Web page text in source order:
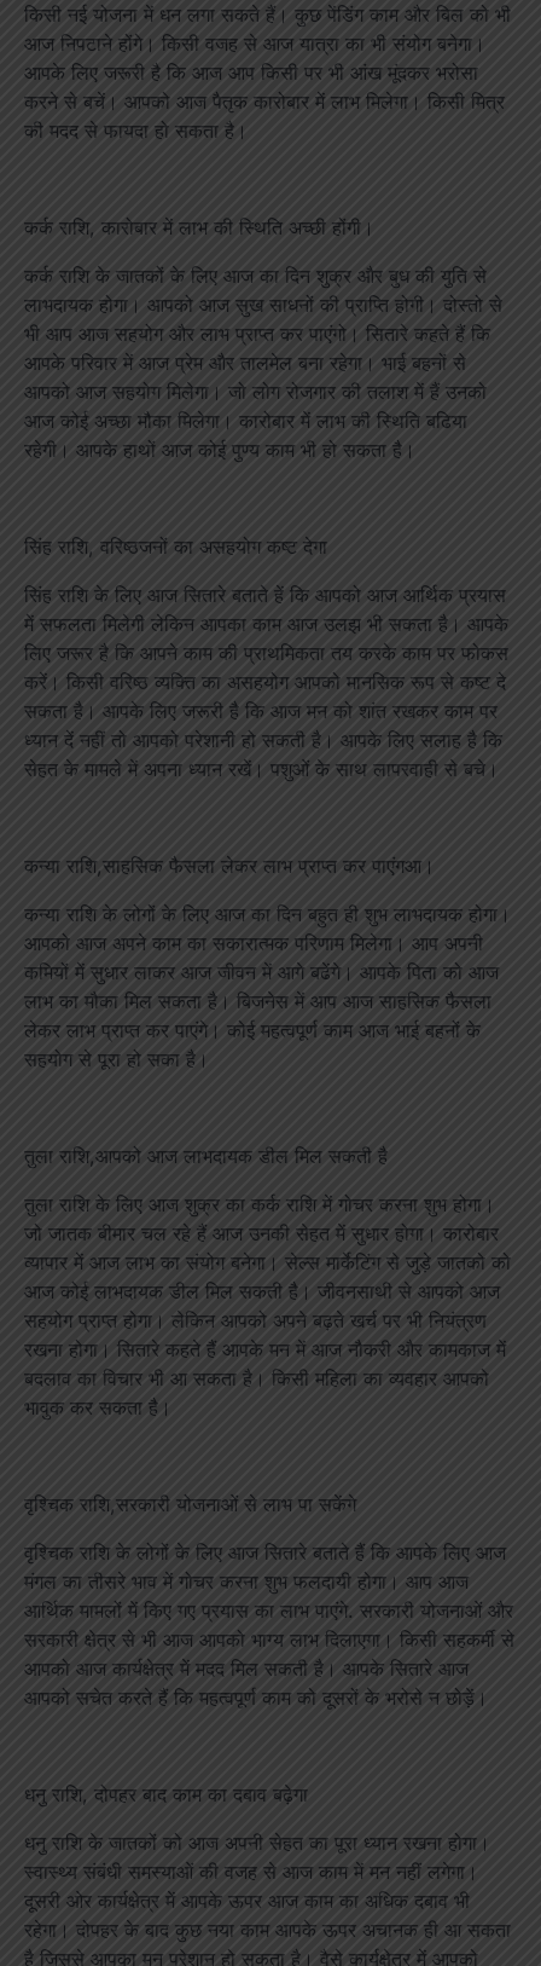
किसी नई योजना में धन लगा सकते हैं। कुछ पेंडिंग काम और बिल को भी
आज निपटाने होंगे। किसी वजह से आज यात्रा का भी संयोग बनेगा।
आपके लिए जरूरी है कि आज आप किसी पर भी आंख मूंदकर भरोसा
करने से बचें। आपको आज पैतृक कारोबार में लाभ मिलेगा। किसी मित्र
की मदद से फायदा हो सकता है।
कर्क राशि, कारोबार में लाभ की स्थिति अच्छी होंगी।
कर्क राशि के जातकों के लिए आज का दिन शुक्र और बुध की युति से
लाभदायक होगा। आपको आज सुख साधनों की प्राप्ति होगी। दोस्तो से
भी आप आज सहयोग और लाभ प्राप्त कर पाएंगो। सितारे कहते हैं कि
आपके परिवार में आज प्रेम और तालमेल बना रहेगा। भाई बहनों से
आपको आज सहयोग मिलेगा। जो लोग रोजगार की तलाश में हैं उनको
आज कोई अच्छा मौका मिलेगा। कारोबार में लाभ की स्थिति बढिया
रहेगी। आपके हाथों आज कोई पुण्य काम भी हो सकता है।
सिंह राशि, वरिष्ठजनों का असहयोग कष्ट देगा
सिंह राशि के लिए आज सितारे बताते हें कि आपको आज आर्थिक प्रयास
में सफलता मिलेगी लेकिन आपका काम आज उलझ भी सकता है। आपके
लिए जरूर है कि आपने काम की प्राथमिकता तय करके काम पर फोकस
करें। किसी वरिष्ठ व्यक्ति का असहयोग आपको मानसिक रूप से कष्ट दे
सकता है। आपके लिए जरूरी है कि आज मन को शांत रखकर काम पर
ध्यान दें नहीं तो आपको परेशानी हो सकती है। आपके लिए सलाह है कि
सेहत के मामले में अपना ध्यान रखें। पशुओं के साथ लापरवाही से बचे।
कन्या राशि,साहसिक फैसला लेकर लाभ प्राप्त कर पाएंगआ।
कन्या राशि के लोगों के लिए आज का दिन बहुत ही शुभ लाभदायक होगा।
आपको आज अपने काम का सकारात्मक परिणाम मिलेगा। आप अपनी
कमियों में सुधार लाकर आज जीवन में आगे बढेंगे। आपके पिता को आज
लाभ का मौका मिल सकता है। बिजनेस में आप आज साहसिक फैसला
लेकर लाभ प्राप्त कर पाएंगे। कोई महत्वपूर्ण काम आज भाई बहनों के
सहयोग से पूरा हो सका है।
तुला राशि,आपको आज लाभदायक डील मिल सकती है
तुला राशि के लिए आज शुक्र का कर्क राशि में गोचर करना शुभ होगा।
जो जातक बीमार चल रहे हैं आज उनकी सेहत में सुधार होगा। कारोबार
व्यापार में आज लाभ का संयोग बनेगा। सेल्स मार्केटिंग से जुड़े जातको को
आज कोई लाभदायक डील मिल सकती है। जीवनसाथी से आपको आज
सहयोग प्राप्त होगा। लेकिन आपको अपने बढ़ते खर्च पर भी नियंत्रण
रखना होगा। सितारे कहते हैं आपके मन में आज नौकरी और कामकाज में
बदलाव का विचार भी आ सकता है। किसी महिला का व्यवहार आपको
भावुक कर सकता है।
वृश्चिक राशि,सरकारी योजनाओं से लाभ पा सकेंगे
वृश्चिक राशि के लोगों के लिए आज सितारे बताते हैं कि आपके लिए आज
मंगल का तीसरे भाव में गोचर करना शुभ फलदायी होगा। आप आज
आर्थिक मामलों में किए गए प्रयास का लाभ पाएंगे. सरकारी योजनाओं और
सरकारी क्षेत्र से भी आज आपको भाग्य लाभ दिलाएगा। किसी सहकर्मी से
आपको आज कार्यक्षेत्र में मदद मिल सकती है। आपके सितारे आज
आपको सचेत करते हैं कि महत्वपूर्ण काम को दूसरों के भरोसे न छोड़ें।
धनु राशि, दोपहर बाद काम का दबाव बढ़ेगा
धनु राशि के जातकों को आज अपनी सेहत का पूरा ध्यान रखना होगा।
स्वास्थ्य संबंधी समस्याओं की वजह से आज काम में मन नहीं लगेगा।
दूसरी ओर कार्यक्षेत्र में आपके ऊपर आज काम का अधिक दबाव भी
रहेगा। दोपहर के बाद कुछ नया काम आपके ऊपर अचानक ही आ सकता
है जिससे आपका मन परेशान हो सकता है। वैसे कार्यक्षेत्र में आपको